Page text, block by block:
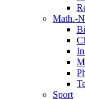
Math.-
Sport